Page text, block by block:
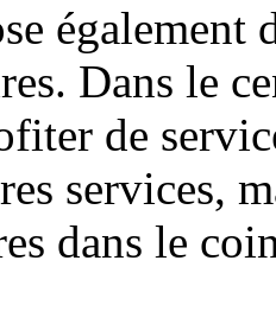
également
Dans le
de
services,
dans le